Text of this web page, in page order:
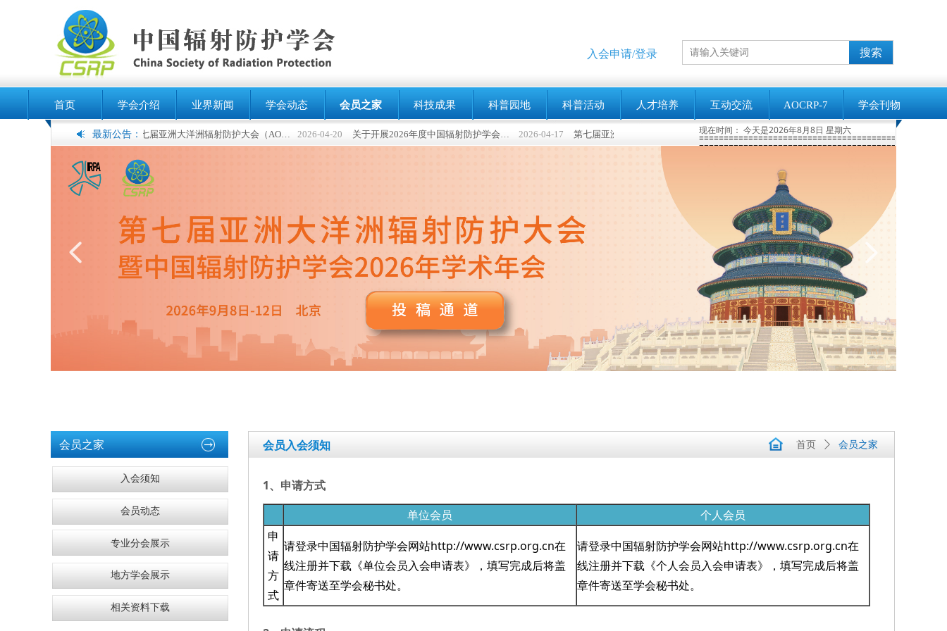
搜索
首页 学会介绍 业界新闻 学会动态 会员之家 科技成果 科普园地 科普活动 人才培养 互动交流 AOCRP-7 学会刊物
入会申请/登录
最新公告： 2026-04-20
第七届亚洲大洋洲辐射防护大会（AOCRP-7）暨中国辐射防护学会2026年学术年会征文通知（第二轮） 2026-04-17
关于开展2026年度中国辐射防护学会科学技术奖申报工作的通知 2026-01-28
第七届亚洲大洋洲辐射防护大会(AOCRP-7)暨中国辐射防护学会2026年学术年会征文通知(第一轮)
现在时间： 今天是2026年8月8日 星期六
넳 넲
会员之家 会员入会须知 首页 ꄲ 会员之家
1、申请方式
单位会员
个人会员
申
请
方
式
请登录中国辐射防护学会网站http://www.csrp.org.cn在
线注册并下载《单位会员入会申请表》，填写完成后将盖
章件寄送至学会秘书处。
请登录中国辐射防护学会网站http://www.csrp.org.cn在
线注册并下载《个人会员入会申请表》，填写完成后将盖
章件寄送至学会秘书处。
入会须知
会员动态
专业分会展示
地方学会展示
相关资料下载